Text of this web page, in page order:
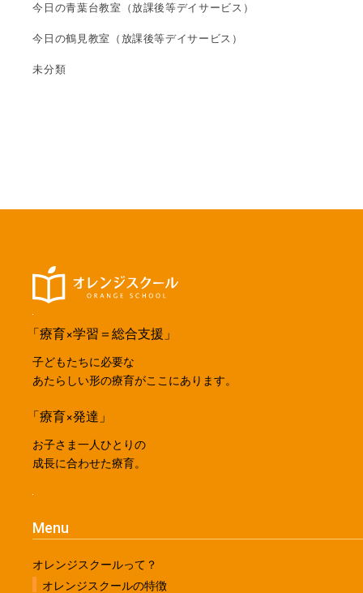
今日の青葉台教室（放課後等デイサービス）
今日の鶴見教室（放課後等デイサービス）
未分類
「療育×学習＝総合支援」
子どもたちに必要な
あたらしい形の療育がここにあります。
「療育×発達」
お子さま一人ひとりの
成長に合わせた療育。
Menu
オレンジスクールって？
オレンジスクールの特徴